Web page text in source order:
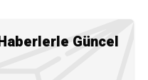
Güncel